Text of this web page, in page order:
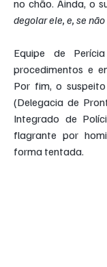
no chão. Ainda, o
degolar ele, e, se
Equipe de
procedimentos e
Por fim, o
(Delegacia de
Integrado de
flagrante por
forma tentada.